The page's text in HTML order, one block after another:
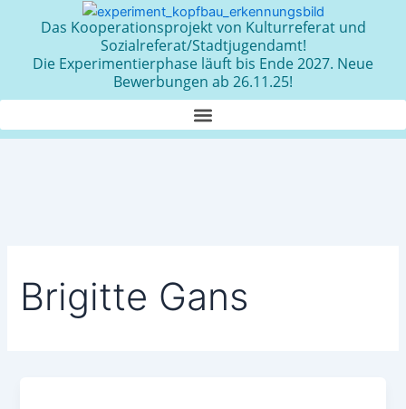
Das Kooperationsprojekt von Kulturreferat und
Sozialreferat/Stadtjugendamt!
Die Experimentierphase läuft bis Ende 2027. Neue
Bewerbungen ab 26.11.25!
Brigitte Gans